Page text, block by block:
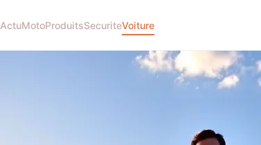
ActuMotoProduitsSecuriteVoiture